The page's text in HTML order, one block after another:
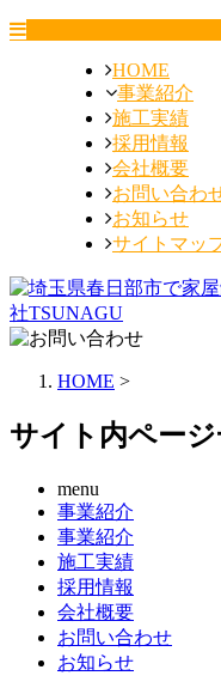
HOME
事業紹介
施工実績
採用情報
会社概要
お問い合わ
お知らせ
サイトマッ
HOME >
サイト内ペー
menu
事業紹介
事業紹介
施工実績
採用情報
会社概要
お問い合わせ
お知らせ